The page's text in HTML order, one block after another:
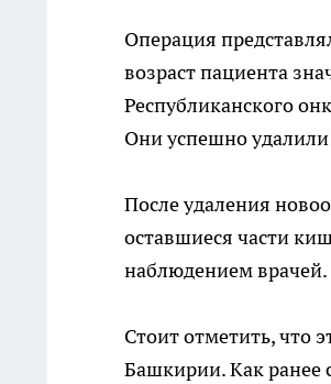
Операция
возраст пациента
Республиканского
Они успешно
После удаления
оставшиеся части
наблюдением врачей.
Стоит отметить, что
Башкирии. Как ранее